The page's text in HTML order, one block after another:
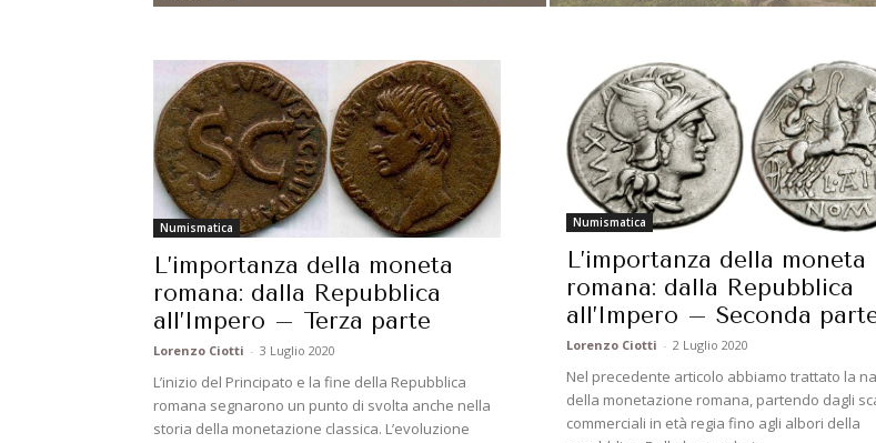
Numismatica
L’importanza della moneta
romana: dalla Repubblica
all’Impero – Terza parte
Lorenzo Ciotti - 3 Luglio 2020
L’inizio del Principato e la fine della Repubblica
romana segnarono un punto di svolta anche nella
storia della monetazione classica. L’evoluzione
Numismatica
L’importanza della moneta
romana: dalla Repubblica
all’Impero – Seconda
Lorenzo Ciotti - 2 Luglio 2020
Nel precedente articolo abbiamo trattato la
della monetazione romana, partendo dagli
commerciali in età regia fino agli albori della